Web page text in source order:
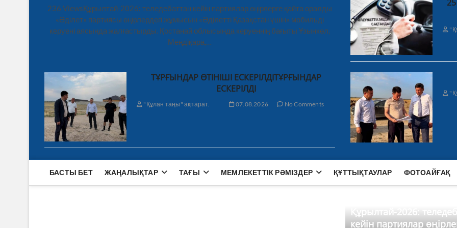
236 ViewsҚұрылтай-2026: теледебаттан кейін партиялар өңірлерге қайта оралды
«Әділет» партиясы өңірлердегі жұмысын «Әділетті Қазақстан үшін» мобильді
керуені аясында жалғастырды. Қостанай облысында керуеннің бағыты Ұзынкөл,
Меңдіқара,…
ТҰРҒЫНДАР ӨТІНІШІ ЕСКЕРІЛДІТҰРҒЫНДАР
ЕСКЕРІЛДІ
"Құлан таңы" ақпарат. 07.08.2026 No Comments
БАСТЫ БЕТ ЖАҢАЛЫҚТАР ТАҒЫ МЕМЛЕКЕТТІК РӘМІЗДЕР ҚҰТТЫҚТАУЛАР ФОТОАЙҒАҚ
Құрылтай-2026:
кейін партиялар